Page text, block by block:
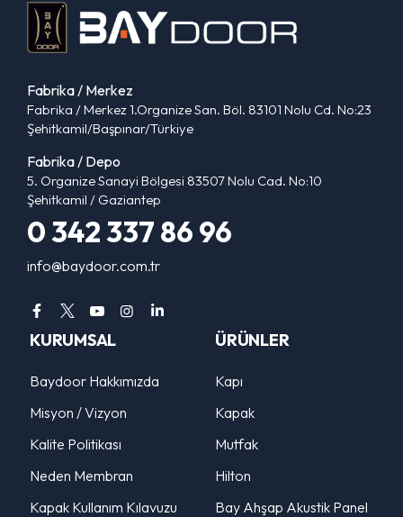
Fabrika / Merkez
Fabrika / Merkez 1.Organize San. Böl. 83101 Nolu Cd. No:23
Şehitkamil/Başpınar/Türkiye
Fabrika / Depo
5. Organize Sanayi Bölgesi 83507 Nolu Cad. No:10
Şehitkamil / Gaziantep
0 342 337 86 96
info@baydoor.com.tr
KURUMSAL
Baydoor Hakkımızda
Misyon / Vizyon
Kalite Politikası
Neden Membran
Kapak Kullanım Kılavuzu
ÜRÜNLER
Kapı
Kapak
Mutfak
Hilton
Bay Ahşap Akustik Panel